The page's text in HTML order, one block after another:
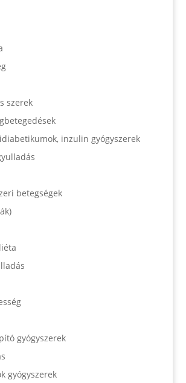
szerek
inzulin gyógyszerek
betegségek
gyógyszerek
gyógyszerek